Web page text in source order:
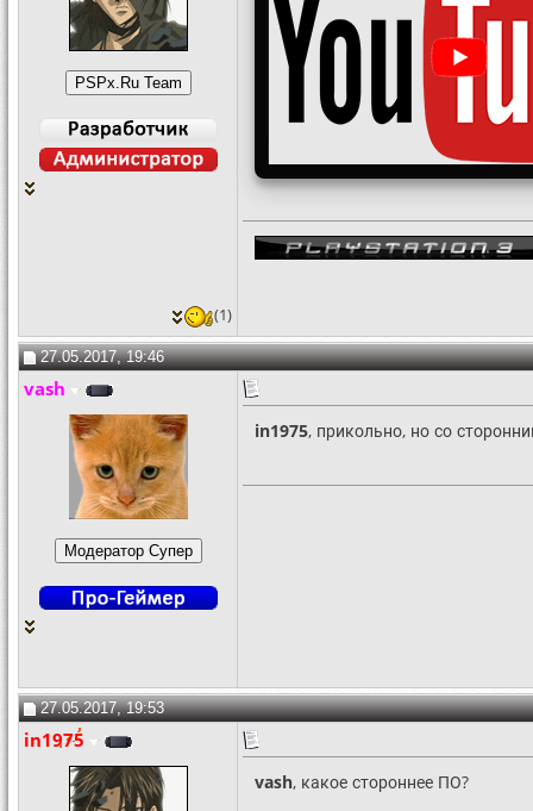
(1)
27.05.2017, 19:46
vash
in1975, прикольно, но со
27.05.2017, 19:53
in1975
vash, какое стороннее ПО?